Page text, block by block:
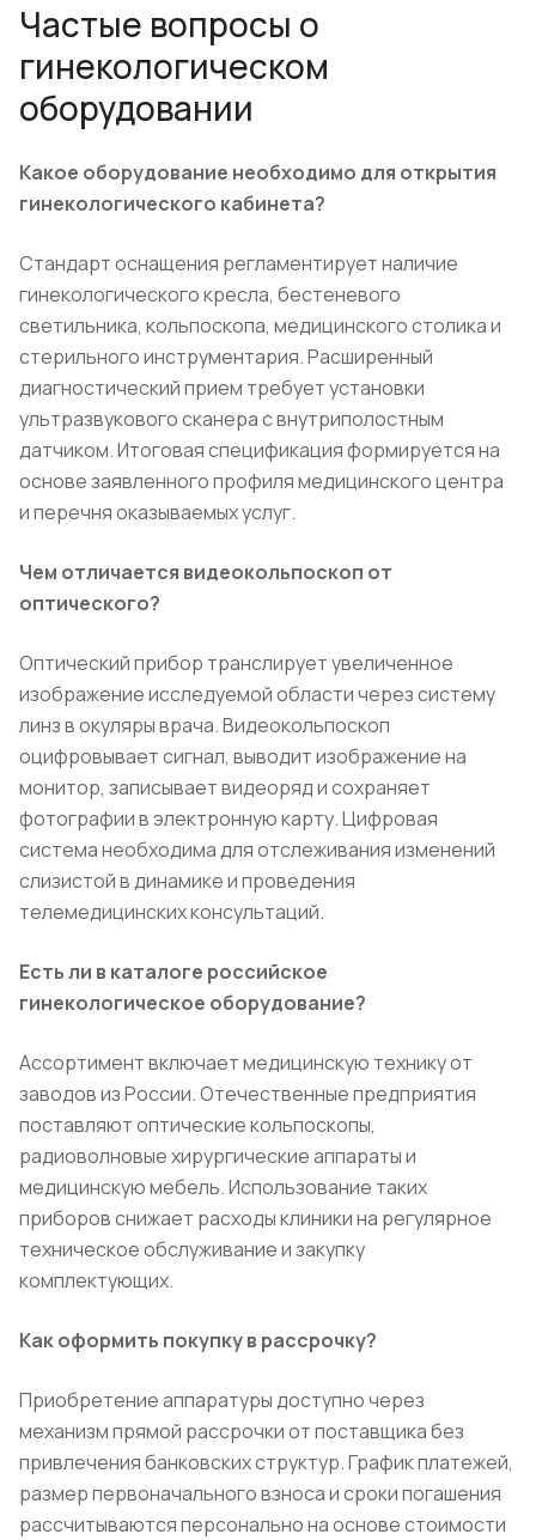
Частые вопросы о
гинекологическом
оборудовании
Какое оборудование необходимо для открытия
гинекологического кабинета?
Стандарт оснащения регламентирует наличие
гинекологического кресла, бестеневого
светильника, кольпоскопа, медицинского столика и
стерильного инструментария. Расширенный
диагностический прием требует установки
ультразвукового сканера с внутриполостным
датчиком. Итоговая спецификация формируется на
основе заявленного профиля медицинского центра
и перечня оказываемых услуг.
Чем отличается видеокольпоскоп от
оптического?
Оптический прибор транслирует увеличенное
изображение исследуемой области через систему
линз в окуляры врача. Видеокольпоскоп
оцифровывает сигнал, выводит изображение на
монитор, записывает видеоряд и сохраняет
фотографии в электронную карту. Цифровая
система необходима для отслеживания изменений
слизистой в динамике и проведения
телемедицинских консультаций.
Есть ли в каталоге российское
гинекологическое оборудование?
Ассортимент включает медицинскую технику от
заводов из России. Отечественные предприятия
поставляют оптические кольпоскопы,
радиоволновые хирургические аппараты и
медицинскую мебель. Использование таких
приборов снижает расходы клиники на регулярное
техническое обслуживание и закупку
комплектующих.
Как оформить покупку в рассрочку?
Приобретение аппаратуры доступно через
механизм прямой рассрочки от поставщика без
привлечения банковских структур. График платежей,
размер первоначального взноса и сроки погашения
рассчитываются персонально на основе стоимости